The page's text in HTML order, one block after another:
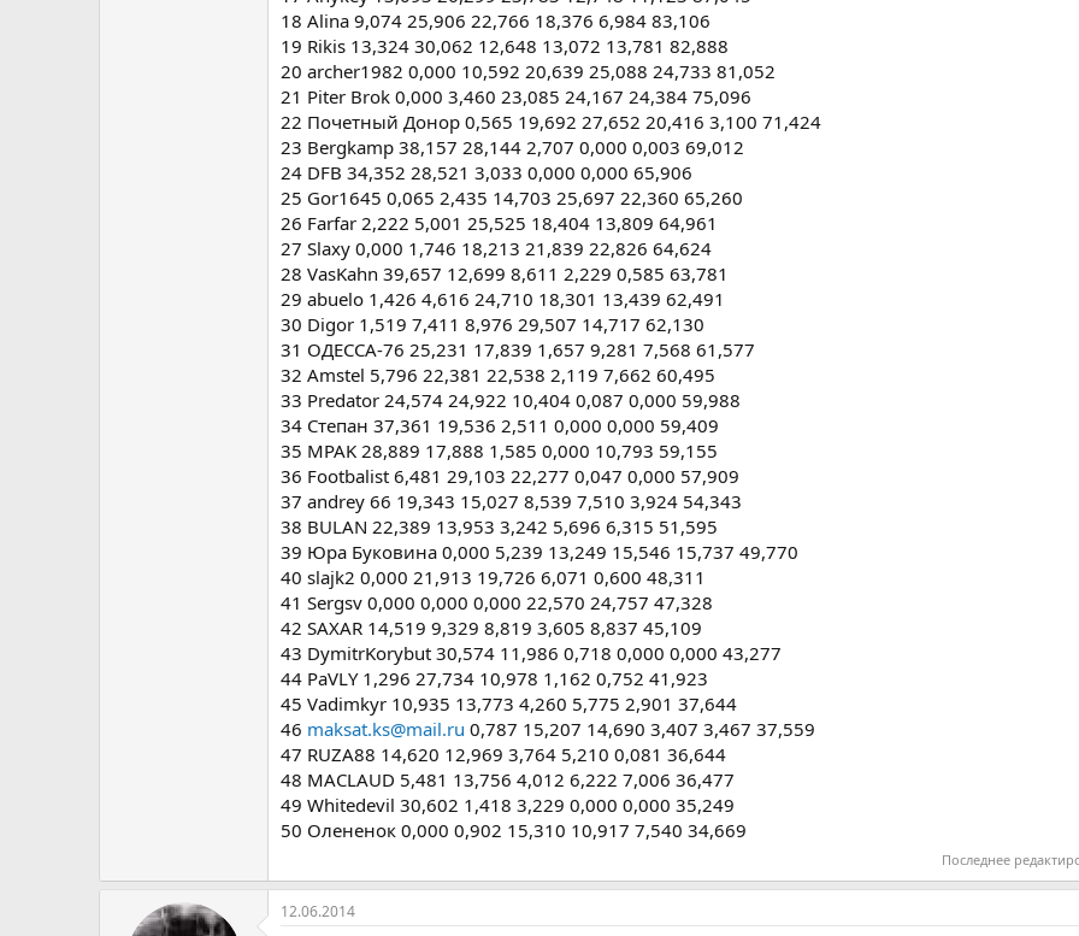
18 Alina 9,074 25,906 22,766 18,376 6,984 83,106
19 Rikis 13,324 30,062 12,648 13,072 13,781 82,888
20 archer1982 0,000 10,592 20,639 25,088 24,733 81,052
21 Piter Brok 0,000 3,460 23,085 24,167 24,384 75,096
22 Почетный Донор 0,565 19,692 27,652 20,416 3,100 71,424
23 Bergkamp 38,157 28,144 2,707 0,000 0,003 69,012
24 DFB 34,352 28,521 3,033 0,000 0,000 65,906
25 Gor1645 0,065 2,435 14,703 25,697 22,360 65,260
26 Farfar 2,222 5,001 25,525 18,404 13,809 64,961
27 Slaxy 0,000 1,746 18,213 21,839 22,826 64,624
28 VasKahn 39,657 12,699 8,611 2,229 0,585 63,781
29 abuelo 1,426 4,616 24,710 18,301 13,439 62,491
30 Digor 1,519 7,411 8,976 29,507 14,717 62,130
31 ОДЕССА-76 25,231 17,839 1,657 9,281 7,568 61,577
32 Amstel 5,796 22,381 22,538 2,119 7,662 60,495
33 Predator 24,574 24,922 10,404 0,087 0,000 59,988
34 Степан 37,361 19,536 2,511 0,000 0,000 59,409
35 MPAK 28,889 17,888 1,585 0,000 10,793 59,155
36 Footbalist 6,481 29,103 22,277 0,047 0,000 57,909
37 andrey 66 19,343 15,027 8,539 7,510 3,924 54,343
38 BULAN 22,389 13,953 3,242 5,696 6,315 51,595
39 Юра Буковина 0,000 5,239 13,249 15,546 15,737 49,770
40 slajk2 0,000 21,913 19,726 6,071 0,600 48,311
41 Sergsv 0,000 0,000 0,000 22,570 24,757 47,328
42 SAXAR 14,519 9,329 8,819 3,605 8,837 45,109
43 DymitrKorybut 30,574 11,986 0,718 0,000 0,000 43,277
44 PaVLY 1,296 27,734 10,978 1,162 0,752 41,923
45 Vadimkyr 10,935 13,773 4,260 5,775 2,901 37,644
46 maksat.ks@mail.ru 0,787 15,207 14,690 3,407 3,467 37,559
47 RUZA88 14,620 12,969 3,764 5,210 0,081 36,644
48 MACLAUD 5,481 13,756 4,012 6,222 7,006 36,477
49 Whitedevil 30,602 1,418 3,229 0,000 0,000 35,249
50 Олененок 0,000 0,902 15,310 10,917 7,540 34,669
Последнее
12.06.2014